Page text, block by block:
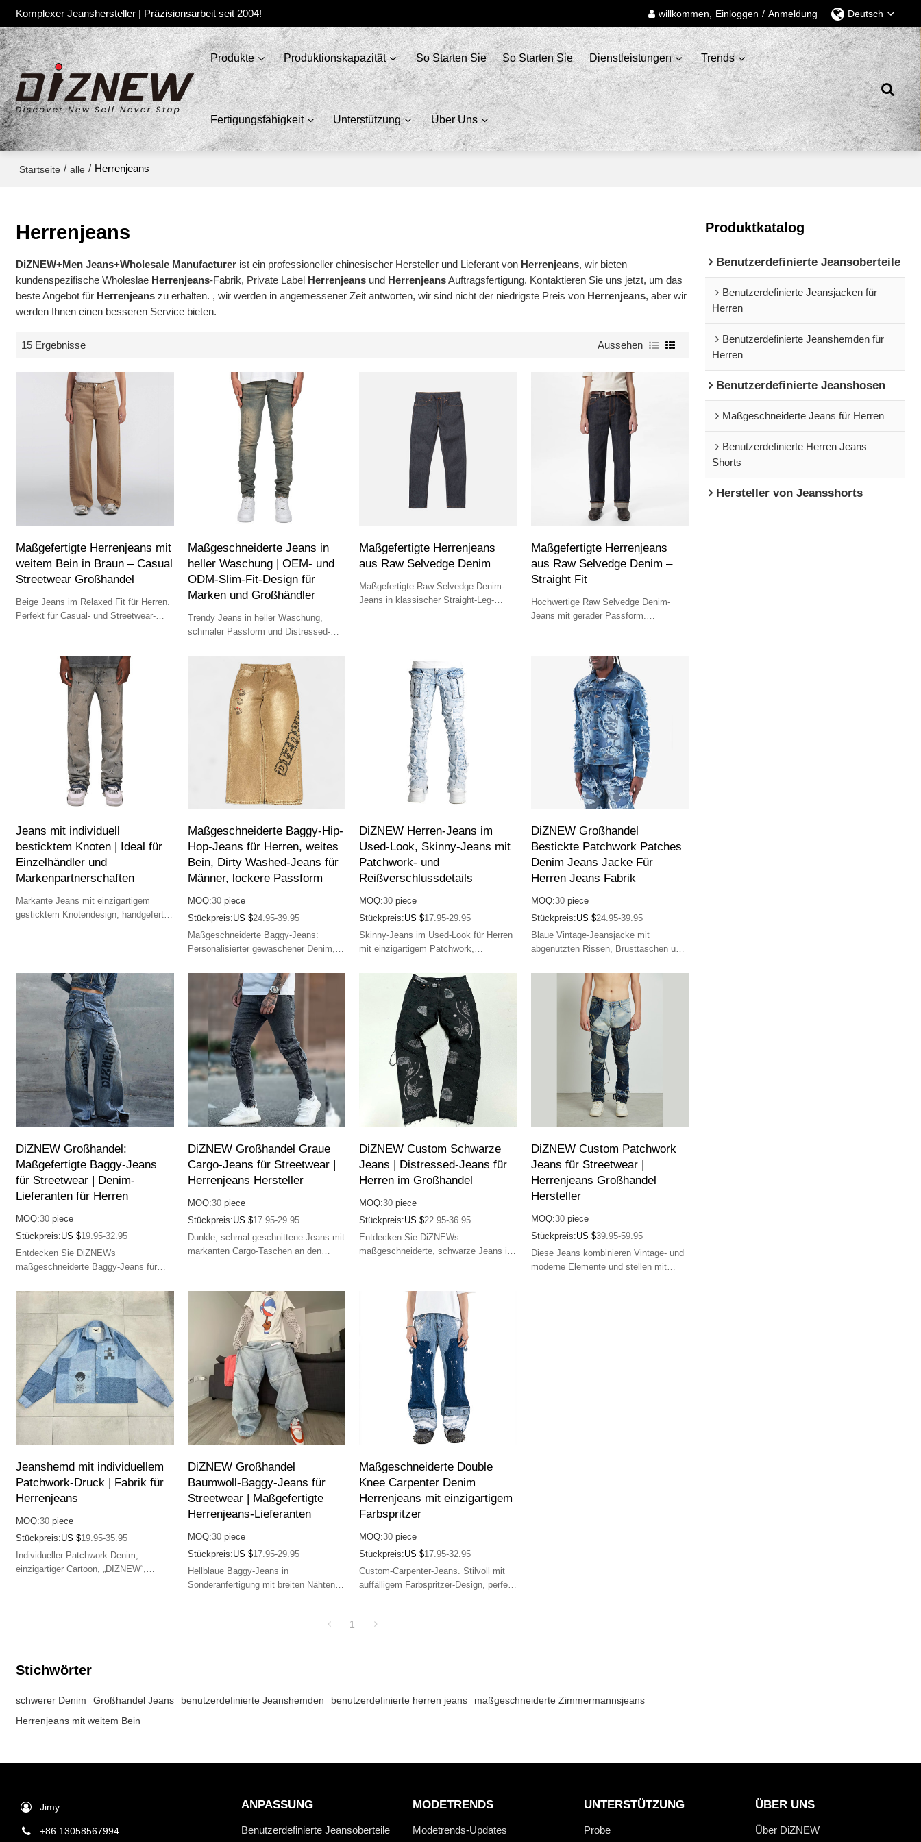
Komplexer Jeanshersteller | Präzisionsarbeit seit 2004! willkommen, Einloggen / Anmeldung Deutsch
Produkte Produktionskapazität So Starten Sie So Starten Sie Dienstleistungen Trends
Fertigungsfähigkeit Unterstützung Über Uns
Startseite / alle / Herrenjeans
Herrenjeans
DiZNEW+Men Jeans+Wholesale Manufacturer ist ein professioneller chinesischer Hersteller und Lieferant von Herrenjeans, wir bieten
kundenspezifische Wholeslae Herrenjeans-Fabrik, Private Label Herrenjeans und HerrenjeansAuftragsfertigung. Kontaktieren Sie uns jetzt, um das
beste Angebot für Herrenjeans zu erhalten. , wir werden in angemessener Zeit antworten, wir sind nicht der niedrigste Preis von Herrenjeans, aber wir
werden Ihnen einen besseren Service bieten.
15 Ergebnisse Aussehen
Maßgefertigte Herrenjeans mit
weitem Bein in Braun – Casual
Streetwear Großhandel
Beige Jeans im Relaxed Fit für Herren.
Perfekt für Casual- und Streetwear-
Maßgeschneiderte Jeans in
heller Waschung | OEM- und
ODM-Slim-Fit-Design für
Marken und Großhändler
Trendy Jeans in heller Waschung,
schmaler Passform und Distressed-
Maßgefertigte Herrenjeans
aus Raw Selvedge Denim
Maßgefertigte Raw Selvedge Denim-
Jeans in klassischer Straight-Leg-
Maßgefertigte Herrenjeans
aus Raw Selvedge Denim –
Straight Fit
Hochwertige Raw Selvedge Denim-
Jeans mit gerader Passform.
oder moderne Styles.
Jeans mit individuell
besticktem Knoten | Ideal für
Einzelhändler und
Markenpartnerschaften
Markante Jeans mit einzigartigem
gesticktem Knotendesign, handgefertigt
Maßgeschneiderte Baggy-Hip-
Hop-Jeans für Herren, weites
Bein, Dirty Washed-Jeans für
Männer, lockere Passform
MOQ:30 piece
Stückpreis:US $24.95-39.95
Maßgeschneiderte Baggy-Jeans:
Personalisierter gewaschener Denim,
DiZNEW Herren-Jeans im
Used-Look, Skinny-Jeans mit
Patchwork- und
Reißverschlussdetails
MOQ:30 piece
Stückpreis:US $17.95-29.95
Skinny-Jeans im Used-Look für Herren
mit einzigartigem Patchwork,
verwaschenem Look. Perfekt für
Streetwear und lässigen Style.
DiZNEW Großhandel
Bestickte Patchwork Patches
Denim Jeans Jacke Für
Herren Jeans Fabrik
MOQ:30 piece
Stückpreis:US $24.95-39.95
Blaue Vintage-Jeansjacke mit
abgenutzten Rissen, Brusttaschen und
individuell.
DiZNEW Großhandel:
Maßgefertigte Baggy-Jeans
für Streetwear | Denim-
Lieferanten für Herren
MOQ:30 piece
Stückpreis:US $19.95-32.95
Entdecken Sie DiZNEWs
maßgeschneiderte Baggy-Jeans für
Jeans für einzigartigen Stil.
Hochwertige Lieferanten für
Herrenjeans.
DiZNEW Großhandel Graue
Cargo-Jeans für Streetwear |
Herrenjeans Hersteller
MOQ:30 piece
Stückpreis:US $17.95-29.95
Dunkle, schmal geschnittene Jeans mit
markanten Cargo-Taschen an den
ausstrahlen.
DiZNEW Custom Schwarze
Jeans | Distressed-Jeans für
Herren im Großhandel
MOQ:30 piece
Stückpreis:US $22.95-36.95
Entdecken Sie DiZNEWs
maßgeschneiderte, schwarze Jeans im
einen einzigartigen Stil im Großhandel.
Lieferanten von höchster Qualität.
DiZNEW Custom Patchwork
Jeans für Streetwear |
Herrenjeans Großhandel
Hersteller
MOQ:30 piece
Stückpreis:US $39.95-59.95
Diese Jeans kombinieren Vintage- und
moderne Elemente und stellen mit
Jeanshemd mit individuellem
Patchwork-Druck | Fabrik für
Herrenjeans
MOQ:30 piece
Stückpreis:US $19.95-35.95
Individueller Patchwork-Denim,
einzigartiger Cartoon, „DIZNEW“,
DiZNEW Großhandel
Baumwoll-Baggy-Jeans für
Streetwear | Maßgefertigte
Herrenjeans-Lieferanten
MOQ:30 piece
Stückpreis:US $17.95-29.95
Hellblaue Baggy-Jeans in
Sonderanfertigung mit breiten Nähten
Maßgeschneiderte Double
Knee Carpenter Denim
Herrenjeans mit einzigartigem
Farbspritzer
MOQ:30 piece
Stückpreis:US $17.95-32.95
Custom-Carpenter-Jeans. Stilvoll mit
auffälligem Farbspritzer-Design, perfekt
1
Stichwörter
schwerer Denim Großhandel Jeans benutzerdefinierte Jeanshemden benutzerdefinierte herren jeans
maßgeschneiderte Zimmermannsjeans
Herrenjeans mit weitem Bein
Produktkatalog
Benutzerdefinierte Jeansoberteile
Benutzerdefinierte Jeansjacken für
Herren
Benutzerdefinierte Jeanshemden für
Herren
Benutzerdefinierte Jeanshosen
Maßgeschneiderte Jeans für Herren
Benutzerdefinierte Herren Jeans
Shorts
Hersteller von Jeansshorts
Jimy
+86 13058567994
ANPASSUNG
Benutzerdefinierte Jeansoberteile
MODETRENDS
Modetrends-Updates
UNTERSTÜTZUNG
Probe
ÜBER UNS
Über DiZNEW